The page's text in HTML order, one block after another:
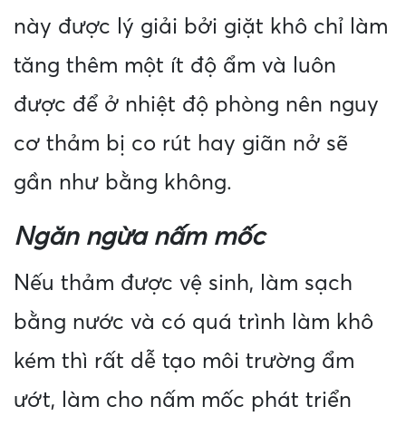
này được lý giải bởi giặt khô chỉ làm
tăng thêm một ít độ ẩm và luôn
được để ở nhiệt độ phòng nên nguy
cơ thảm bị co rút hay giãn nở sẽ
gần như bằng không.
Ngăn ngừa nấm mốc
Nếu thảm được vệ sinh, làm sạch
bằng nước và có quá trình làm khô
kém thì rất dễ tạo môi trường ẩm
ướt, làm cho nấm mốc phát triển